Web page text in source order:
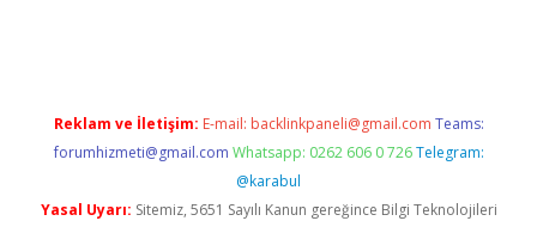
Reklam ve İletişim: E-mail: backlinkpaneli@gmail.com Teams:
forumhizmeti@gmail.com Whatsapp: 0262 606 0 726 Telegram:
@karabul
Yasal Uyarı: Sitemiz, 5651 Sayılı Kanun gereğince Bilgi Teknolojileri